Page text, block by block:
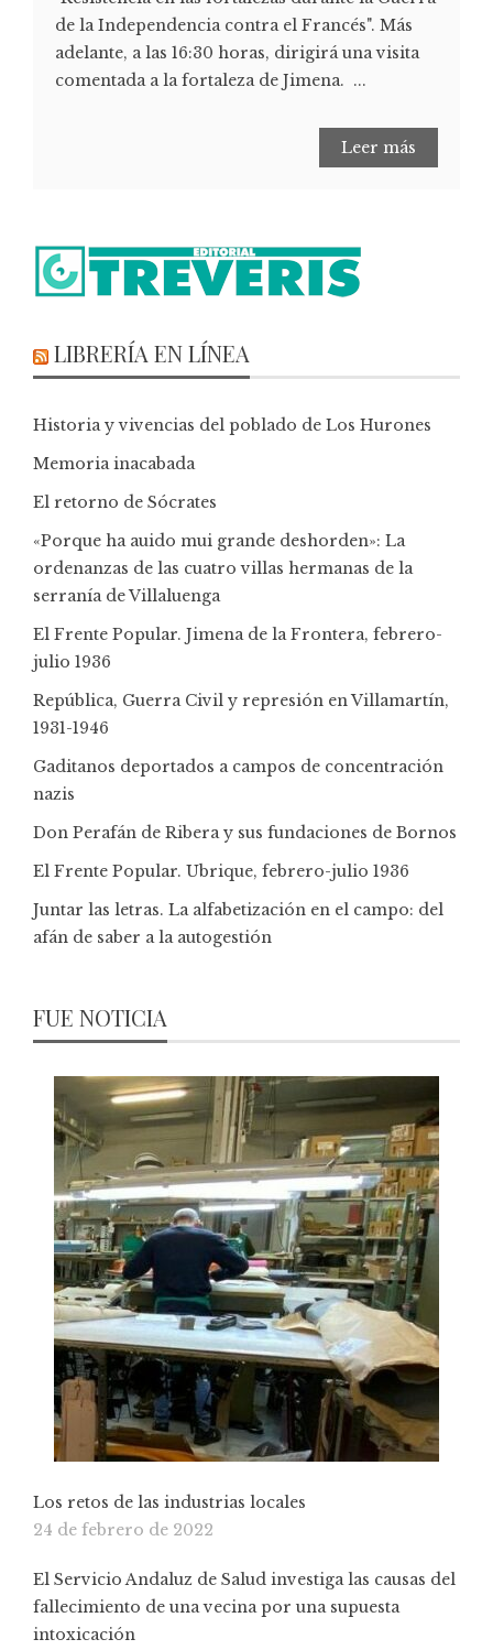
de la Independencia contra el Francés". Más
adelante, a las 16:30 horas, dirigirá una visita
comentada a la fortaleza de Jimena. ...
Leer más
LIBRERÍA EN LÍNEA
Historia y vivencias del poblado de Los Hurones
Memoria inacabada
El retorno de Sócrates
«Porque ha auido mui grande deshorden»: La
ordenanzas de las cuatro villas hermanas de la
serranía de Villaluenga
El Frente Popular. Jimena de la Frontera, febrero-
julio 1936
República, Guerra Civil y represión en Villamartín,
1931-1946
Gaditanos deportados a campos de concentración
nazis
Don Perafán de Ribera y sus fundaciones de Bornos
El Frente Popular. Ubrique, febrero-julio 1936
Juntar las letras. La alfabetización en el campo: del
afán de saber a la autogestión
FUE NOTICIA
Los retos de las industrias locales
24 de febrero de 2022
El Servicio Andaluz de Salud investiga las causas del
fallecimiento de una vecina por una supuesta
intoxicación